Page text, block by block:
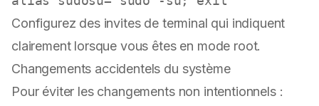
Configurez des invites de terminal qui indiquent
clairement lorsque vous êtes en mode root.
Changements accidentels du système
Pour éviter les changements non intentionnels :